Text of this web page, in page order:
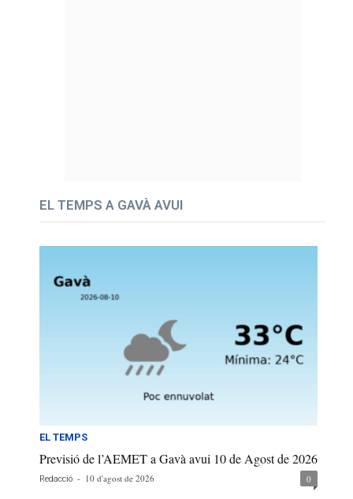
EL TEMPS A GAVÀ AVUI
EL TEMPS
Previsió de l’AEMET a Gavà avui 10 de Agost de 2026
Redacció - 10 d'agost de 2026 0